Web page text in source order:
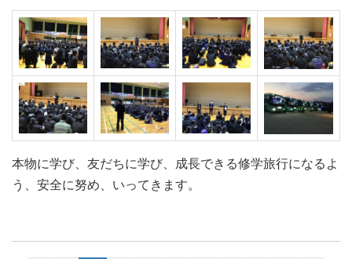
本物に学び、友だちに学び、成長できる修学旅行になるよ
う、安全に努め、いってきます。